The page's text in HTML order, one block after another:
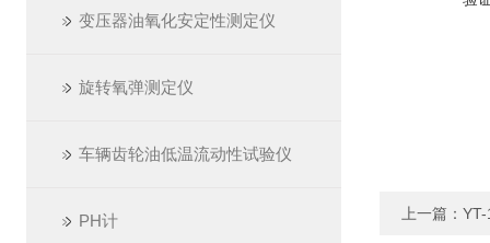
变压器油氧化安定性测定仪
旋转氧弹测定仪
车辆齿轮油低温流动性试验仪
PH计 上一篇：